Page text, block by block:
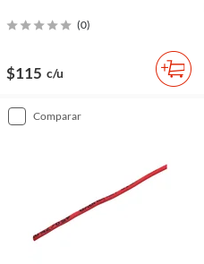
(0)
$115 c/u
comparar